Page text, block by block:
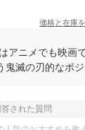
価格と在庫を
アニメでも映画
滅の刃的なポジ
答された質問